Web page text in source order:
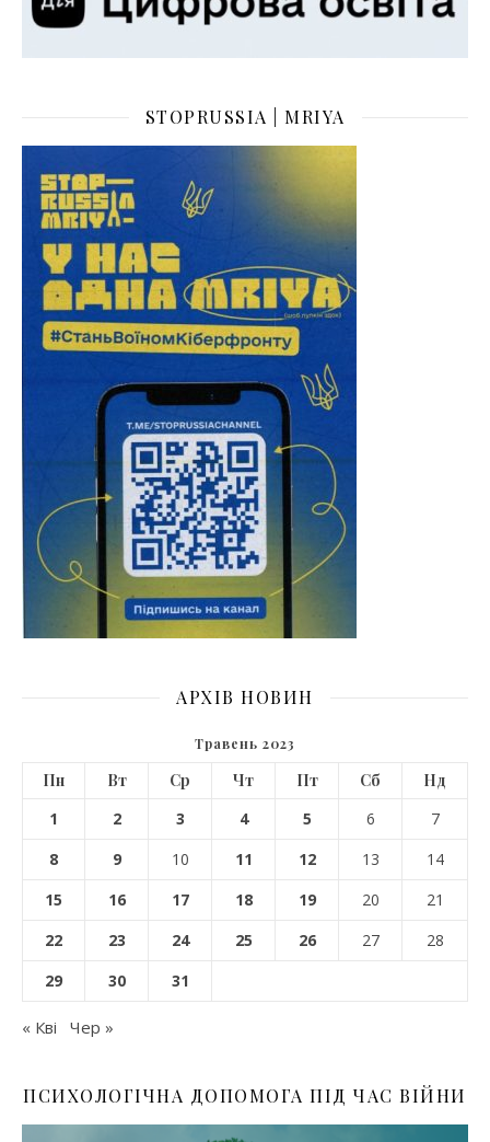
STOPRUSSIA | MRIYA
АРХІВ НОВИН
Травень 2023
Пн Вт Ср Чт Пт Сб
Нд
1
2 3 4 5 6
7
8
9 10 11 12 13
14
15
16 17 18 19 20
21
22
23 24 25 26 27
28
29
30 31
« Кві Чер »
ПСИХОЛОГІЧНА ДОПОМОГА ПІД ЧАС ВІЙНИ